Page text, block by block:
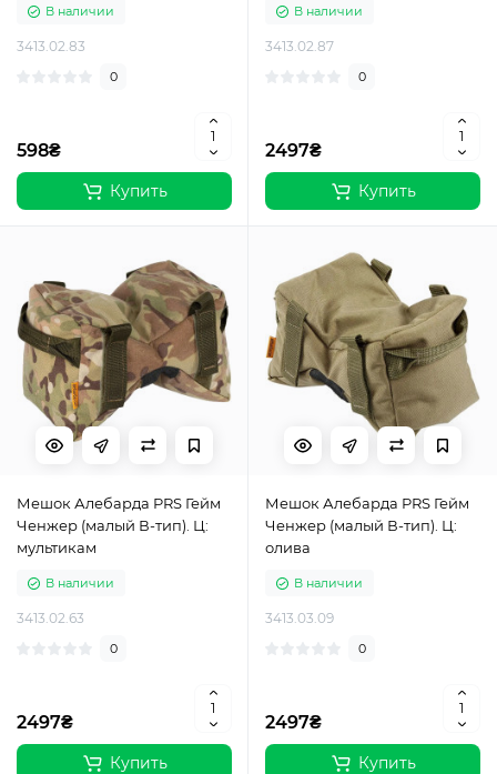
В наличии
3413.02.83
0
598₴
Купить
В наличии
3413.02.87
0
2497₴
Купить
Мешок Алебарда PRS Гейм
Ченжер (малый В-тип). Ц:
мультикам
В наличии
3413.02.63
0
2497₴
Купить
Мешок Алебарда PRS Гейм
Ченжер (малый В-тип). Ц:
олива
В наличии
3413.03.09
0
2497₴
Купить